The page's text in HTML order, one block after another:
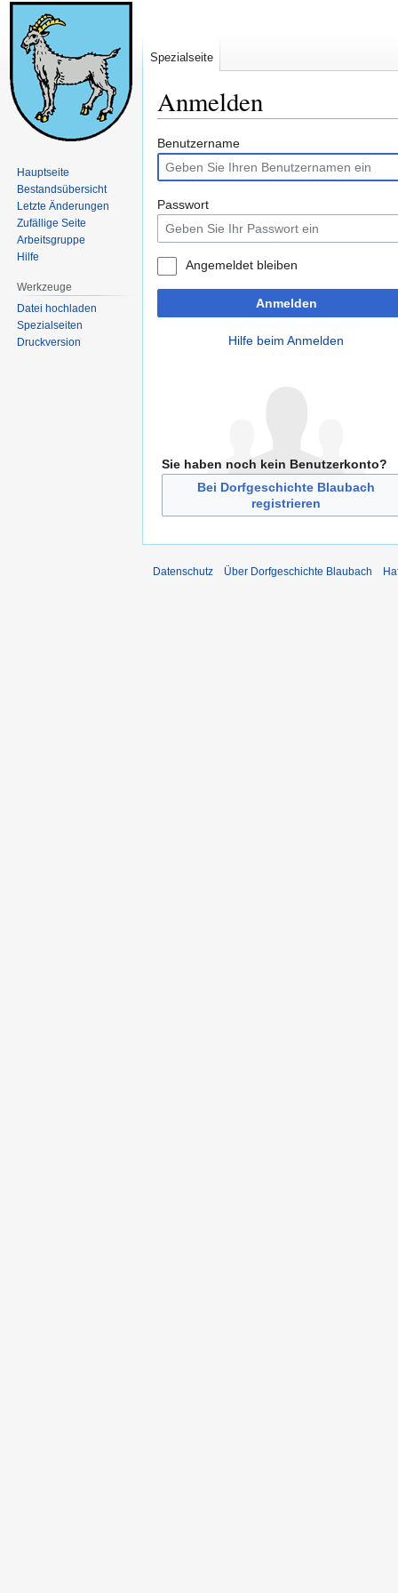
Anmelden
Zur
Navigation
springen
Zur
Suche
springen
Benutzername
Passwort
Angemeldet bleiben
Anmelden
Hilfe beim Anmelden
Sie haben noch kein Benutzerkonto?
Bei Dorfgeschichte Blaubach
registrieren
Spezialseite
Hauptseite
Bestandsübersicht
Letzte Änderungen
Zufällige Seite
Arbeitsgruppe
Hilfe
Werkzeuge
Datei hochladen
Spezialseiten
Druckversion
Datenschutz Über Dorfgeschichte Blaubach